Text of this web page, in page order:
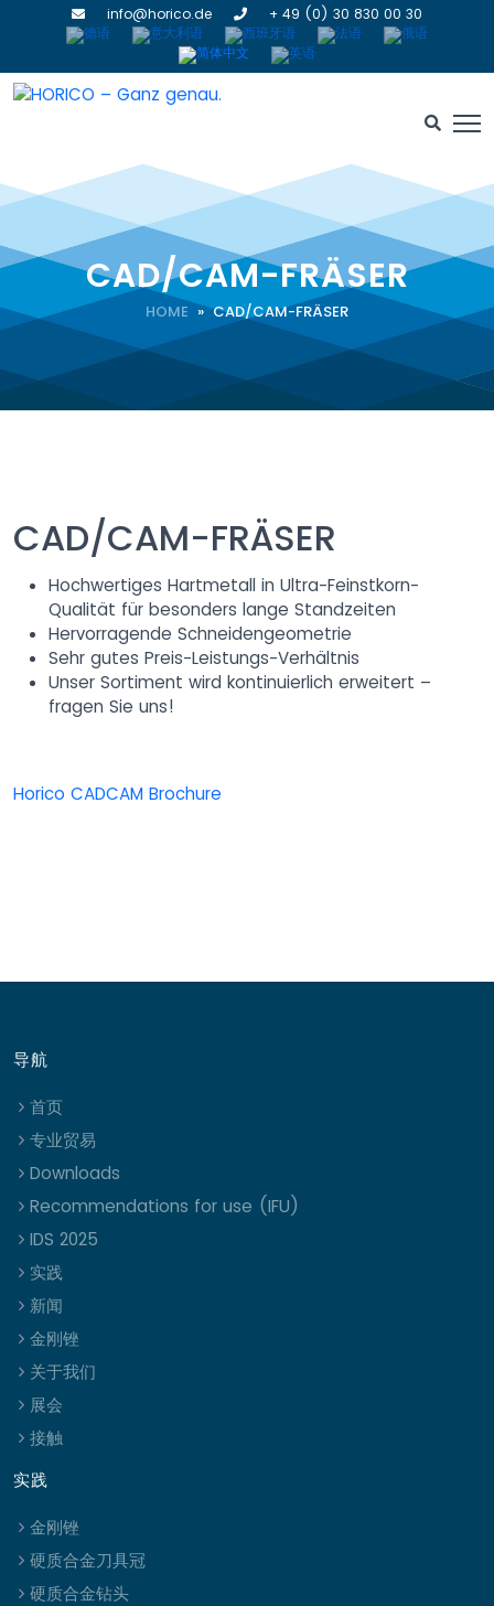
info@horico.de + 49 (0) 30 830 00 30
CAD/CAM-FRÄSER
HOME » CAD/CAM-FRÄSER
CAD/CAM-FRÄSER
Hochwertiges Hartmetall in Ultra-Feinstkorn-
Qualität für besonders lange Standzeiten
Hervorragende Schneidengeometrie
Sehr gutes Preis-Leistungs-Verhältnis
Unser Sortiment wird kontinuierlich erweitert –
fragen Sie uns!
Horico CADCAM Brochure
导航
首页
专业贸易
Downloads
Recommendations for use (IFU)
IDS 2025
实践
新闻
金刚锉
关于我们
展会
接触
实践
金刚锉
硬质合金刀具冠
硬质合金钻头